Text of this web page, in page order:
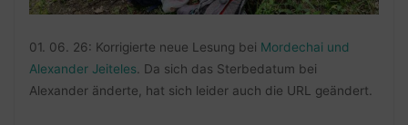
01. 06. 26: Korrigierte neue Lesung bei Mordechai und
Alexander Jeiteles . Da sich das Sterbedatum bei
Alexander änderte, hat sich leider auch die URL geändert.